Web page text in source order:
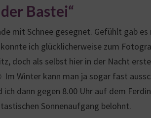
Bastei“
mit Schnee gesegnet. Gefühlt gab
ich glücklicherweise zum
doch als selbst hier in der Nacht
Winter kann man ja sogar fast
dann gegen 8.00 Uhr auf dem
Sonnenaufgang belohnt.